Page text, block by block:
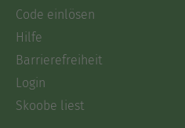
Code einlösen
Hilfe
Barrierefreiheit
Login
Skoobe liest